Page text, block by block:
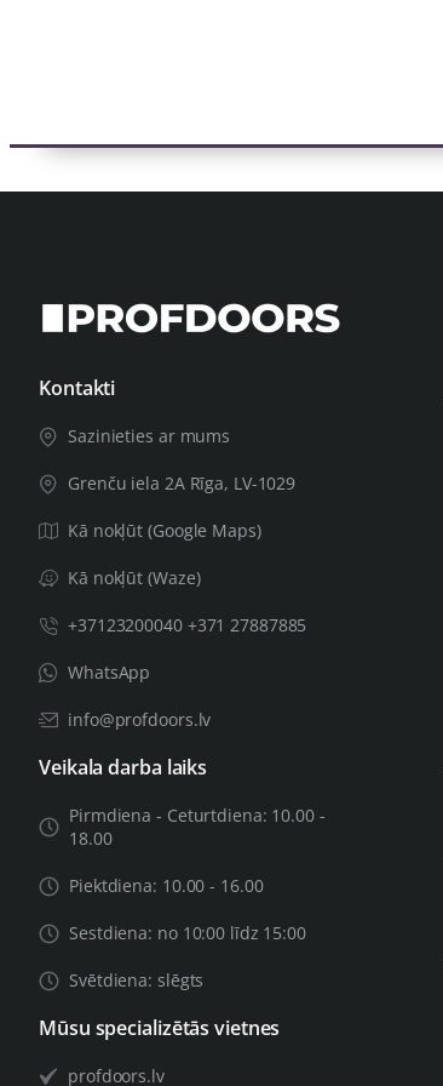
Kontakti
Sazinieties ar mums
Grenču iela 2A Rīga, LV-1029
Kā nokļūt (Google Maps)
Kā nokļūt (Waze)
+37123200040 +371 27887885
WhatsApp
info@profdoors.lv
Veikala darba laiks
Pirmdiena - Ceturtdiena: 10.00 -
18.00
Piektdiena: 10.00 - 16.00
Sestdiena: no 10:00 līdz 15:00
Svētdiena: slēgts
Mūsu specializētās vietnes
profdoors.lv